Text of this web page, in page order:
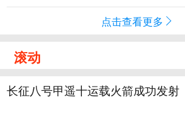
点击查看更多
滚动
长征八号甲遥十运载火箭成功发射